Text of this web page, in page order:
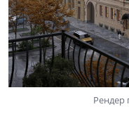
Рендер